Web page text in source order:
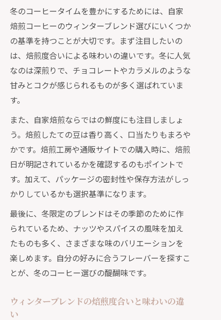
冬のコーヒータイムを豊かにするためには、自家
焙煎コーヒーのウィンターブレンド選びにいくつか
の基準を持つことが大切です。まず注目したいの
は、焙煎度合いによる味わいの違いです。冬に人気
なのは深煎りで、チョコレートやカラメルのような
甘みとコクが感じられるものが多く選ばれていま
す。
また、自家焙煎ならではの鮮度にも注目しましょ
う。焙煎したての豆は香り高く、口当たりもまろや
かです。焙煎工房や通販サイトでの購入時に、焙煎
日が明記されているかを確認するのもポイントで
す。加えて、パッケージの密封性や保存方法がしっ
かりしているかも選択基準になります。
最後に、冬限定のブレンドはその季節のために作
られているため、ナッツやスパイスの風味を加え
たものも多く、さまざまな味のバリエーションを
楽しめます。自分の好みに合うフレーバーを探すこ
とが、冬のコーヒー選びの醍醐味です。
ウィンターブレンドの焙煎度合いと味わいの違
い